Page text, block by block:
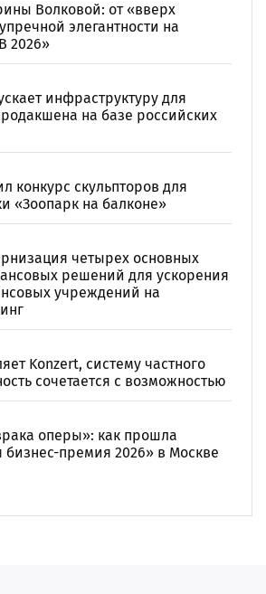
Волковой: от «вверх
элегантности на
2026»
инфраструктуру для
на базе российских
конкурс скульпторов для
«Зоопарк на балконе»
четырех основных
решений для ускорения
учреждений на
Konzert, систему частного
сочетается с возможностью
оперы»: как прошла
премия 2026» в Москве